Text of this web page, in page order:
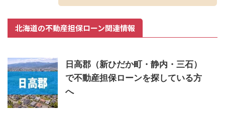
北海道の不動産担保ローン関連情報
日高郡（新ひだか町・静内・三石）
で不動産担保ローンを探している方
へ